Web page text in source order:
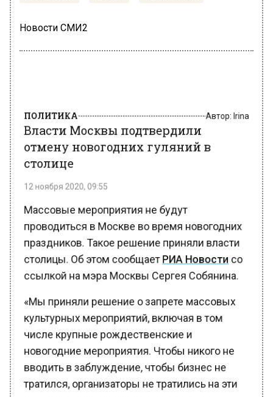
Новости СМИ2
отмену новогодних гуляний в
столице
12 ноября 2020, 09:55
Массовые мероприятия не будут
проводиться в Москве во время новогодних
праздников. Такое решение приняли власти
столицы. Об этом сообщает РИА Новостисо
ссылкой на мэра Москвы Сергея Собянина.
«Мы приняли решение о запрете массовых
культурных мероприятий, включая в том
числе крупные рождественские и
новогодние мероприятия. Чтобы никого не
вводить в заблуждение, чтобы бизнес не
тратился, организаторы не тратились на эти
мероприятия, а потом скажут, что все